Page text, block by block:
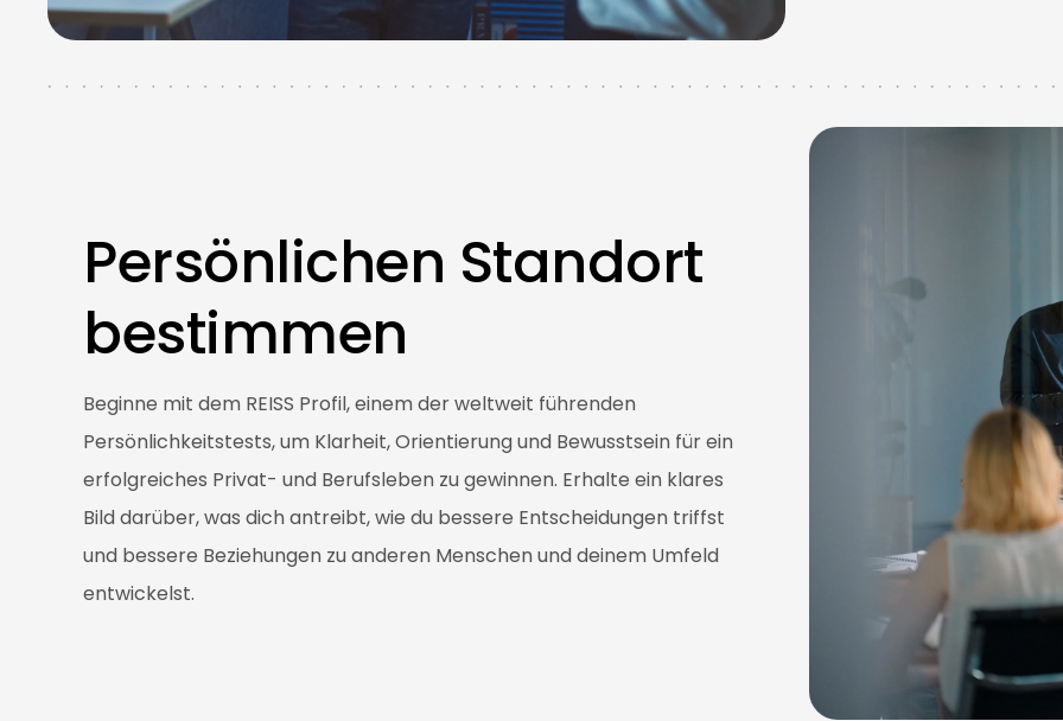
Persönlichen Standort
bestimmen
Beginne mit dem REISS Profil, einem der weltweit führenden
Persönlichkeitstests, um Klarheit, Orientierung und Bewusstsein für ein
erfolgreiches Privat- und Berufsleben zu gewinnen. Erhalte ein klares
Bild darüber, was dich antreibt, wie du bessere Entscheidungen triffst
und bessere Beziehungen zu anderen Menschen und deinem Umfeld
entwickelst.